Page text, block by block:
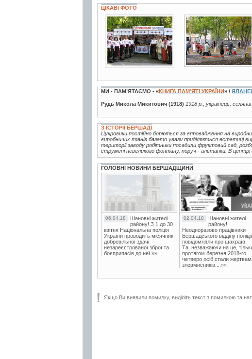
ЦІКАВІ ФОТО
31 фото 19 фото
МИ - ПАМ’ЯТАЄМО - «КНИГА ПАМ’ЯТІ УКРАЇНИ» /
Рудь Микола Микитович (1918) 1918 р., українець,
З ІСТОРІЇ БЕРШАДІ
Цукровики постійно борються за впровадження на
виробничих планів багато уваги приділяється естетиці
території заводу робітники посадили фруктовий сад,
струмені невеликого фонтану, поруч - альтанки. В центрі
ГОЛОВНІ НОВИНИ БЕРШАДЩИНИ
06.04.18
Шановні жителі
району! З 1 до 30
квітня Національна поліція
України проводить місячник
добровільної здачі
незареєстрованої зброї та
боєприпасів до неї.»»
02.04.18
Шановні жителі
району!
Неодноразово працівники
Бершадського відділу поліції
повідомляли про шахраїв.
Та, незважаючи на це,
протягом березня 2018-го
четверо осіб стали
зловмисників....»»
Якщо Ви виявили помилку, виділіть текст з помилкою та